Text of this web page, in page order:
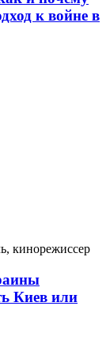
к войне в
кинорежиссер
Киев или